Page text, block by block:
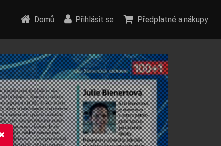
Domů Přihlásit se Předplatné a nákupy